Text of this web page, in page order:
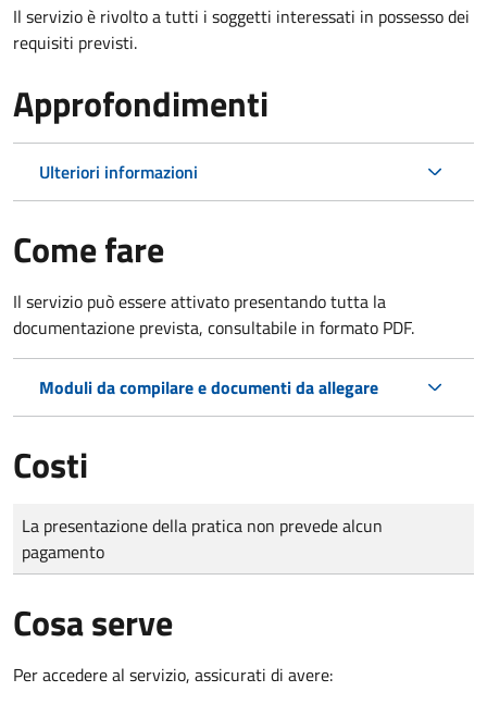
Il servizio è rivolto a tutti i soggetti interessati in possesso dei
requisiti previsti.
Approfondimenti
Ulteriori informazioni
Come fare
Il servizio può essere attivato presentando tutta la
documentazione prevista, consultabile in formato PDF.
Moduli da compilare e documenti da allegare
Costi
Tipo di pagamento
Importo
La presentazione della pratica non prevede alcun
pagamento
Cosa serve
Per accedere al servizio, assicurati di avere: